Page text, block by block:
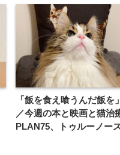
「飯を食え喰うんだ飯を
／今週の本と映画と猫治
PLAN75、トゥルーノー